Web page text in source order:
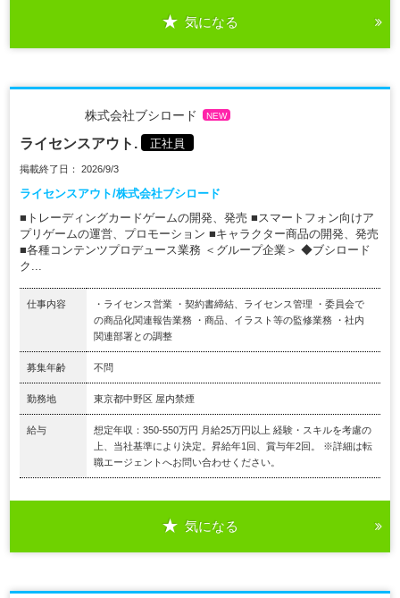
気になる
株式会社ブシロード NEW
ライセンスアウト. 正社員
掲載終了日： 2026/9/3
ライセンスアウト/株式会社ブシロード
■トレーディングカードゲームの開発、発売 ■スマートフォン向けア
プリゲームの運営、プロモーション ■キャラクター商品の開発、発売
■各種コンテンツプロデュース業務 ＜グループ企業＞ ◆ブシロード
ク...
仕事内容
・ライセンス営業 ・契約書締結、ライセンス管理 ・委員会で
の商品化関連報告業務 ・商品、イラスト等の監修業務 ・社内
関連部署との調整
募集年齢 不問
勤務地 東京都中野区 屋内禁煙
給与
想定年収：350-550万円 月給25万円以上 経験・スキルを考慮の
上、当社基準により決定。昇給年1回、賞与年2回。 ※詳細は転
職エージェントへお問い合わせください。
気になる